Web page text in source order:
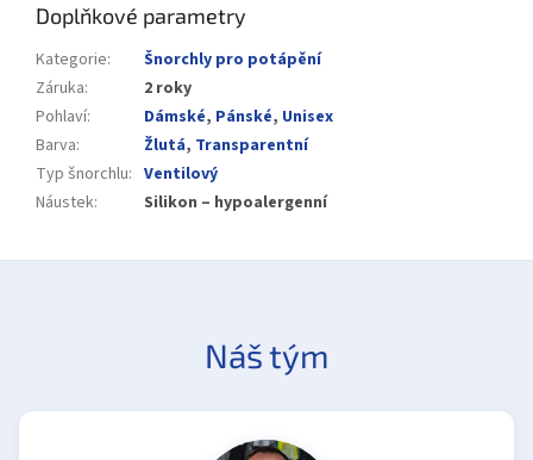
Doplňkové parametry
Kategorie:
Šnorchly pro potápění
Záruka:
2 roky
Pohlaví: Dámské, Pánské, Unisex
Barva: Žlutá, Transparentní
Typ šnorchlu: Ventilový
Náustek: Silikon – hypoalergenní
Náš tým